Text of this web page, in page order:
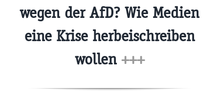
wegen der AfD? Wie Medien
eine Krise herbeischreiben
wollen +++